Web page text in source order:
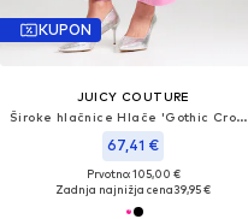
KUPON
JUICY COUTURE
Široke hlačnice Hlače 'Gothic Crown'
67,41 €
Prvotno: 105,00 €
Zadnja najnižja cena39,95 €